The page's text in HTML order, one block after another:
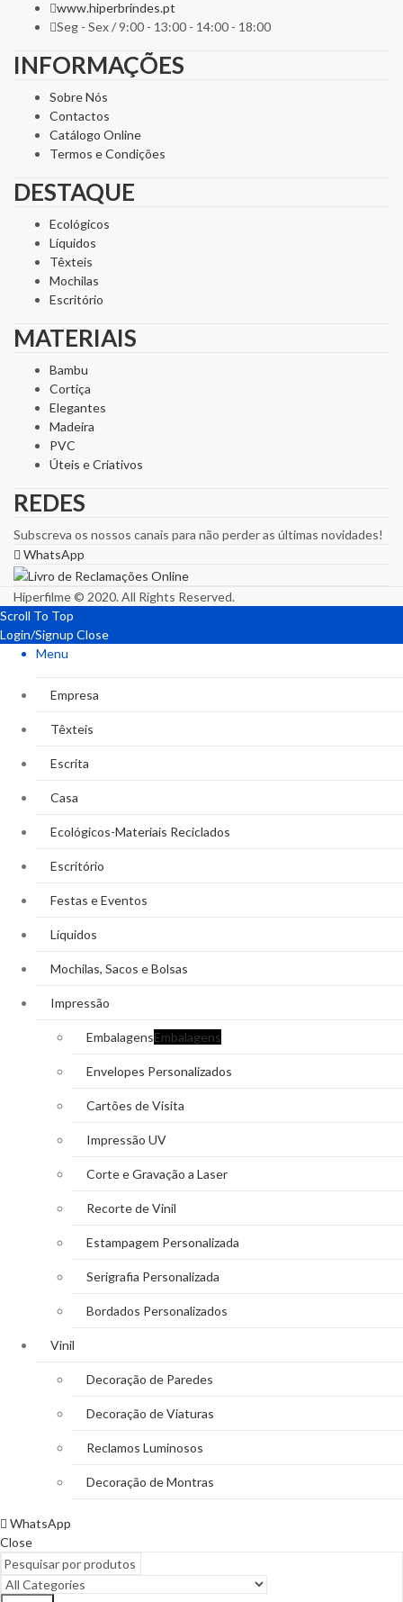
www.hiperbrindes.pt
Seg - Sex / 9:00 - 13:00 - 14:00 - 18:00
INFORMAÇÕES
Sobre Nós
Contactos
Catálogo Online
Termos e Condições
DESTAQUE
Ecológicos
Líquidos
Têxteis
Mochilas
Escritório
MATERIAIS
Bambu
Cortiça
Elegantes
Madeira
PVC
Úteis e Criativos
REDES
Subscreva os nossos canais para não perder as últimas novidades!
WhatsApp
Hiperfilme © 2020. All Rights Reserved.
Scroll To Top
Login/Signup Close
Menu
Empresa
Têxteis
Escrita
Casa
Ecológicos-Materiais Reciclados
Escritório
Festas e Eventos
Líquidos
Mochilas, Sacos e Bolsas
Impressão
EmbalagensEmbalagens
Envelopes Personalizados
Cartões de Visita
Impressão UV
Corte e Gravação a Laser
Recorte de Vinil
Estampagem Personalizada
Serigrafia Personalizada
Bordados Personalizados
Vinil
Decoração de Paredes
Decoração de Viaturas
Reclamos Luminosos
Decoração de Montras
WhatsApp
Close